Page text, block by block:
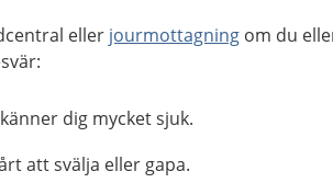
eller jourmottagning om du
dig mycket sjuk.
att svälja eller gapa.